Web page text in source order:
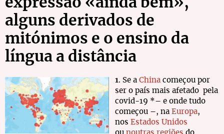
expressão «ainda bem»,
alguns derivados de
mitónimos e o ensino da
língua a distância
1. Se a China começou por
ser o país mais afetado pela
covid-19 *– e onde tudo
começou –, na Europa,
nos Estados Unidos